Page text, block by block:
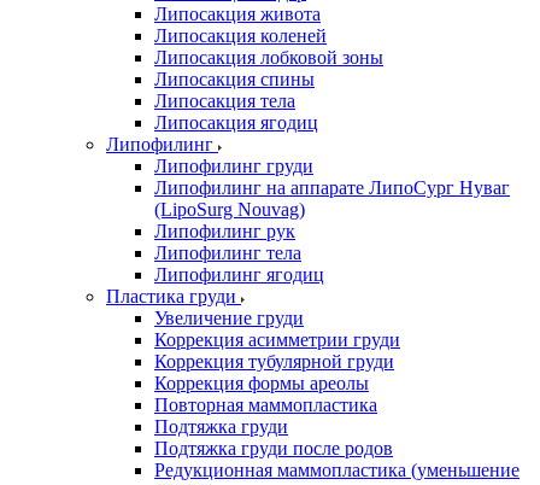
Липосакция живота
Липосакция коленей
Липосакция лобковой зоны
Липосакция спины
Липосакция тела
Липосакция ягодиц
Липофилинг
Липофилинг груди
Липофилинг на аппарате ЛипоСург Нуваг
(LipoSurg Nouvag)
Липофилинг рук
Липофилинг тела
Липофилинг ягодиц
Пластика груди
Увеличение груди
Коррекция асимметрии груди
Коррекция тубулярной груди
Коррекция формы ареолы
Повторная маммопластика
Подтяжка груди
Подтяжка груди после родов
Редукционная маммопластика (уменьшение